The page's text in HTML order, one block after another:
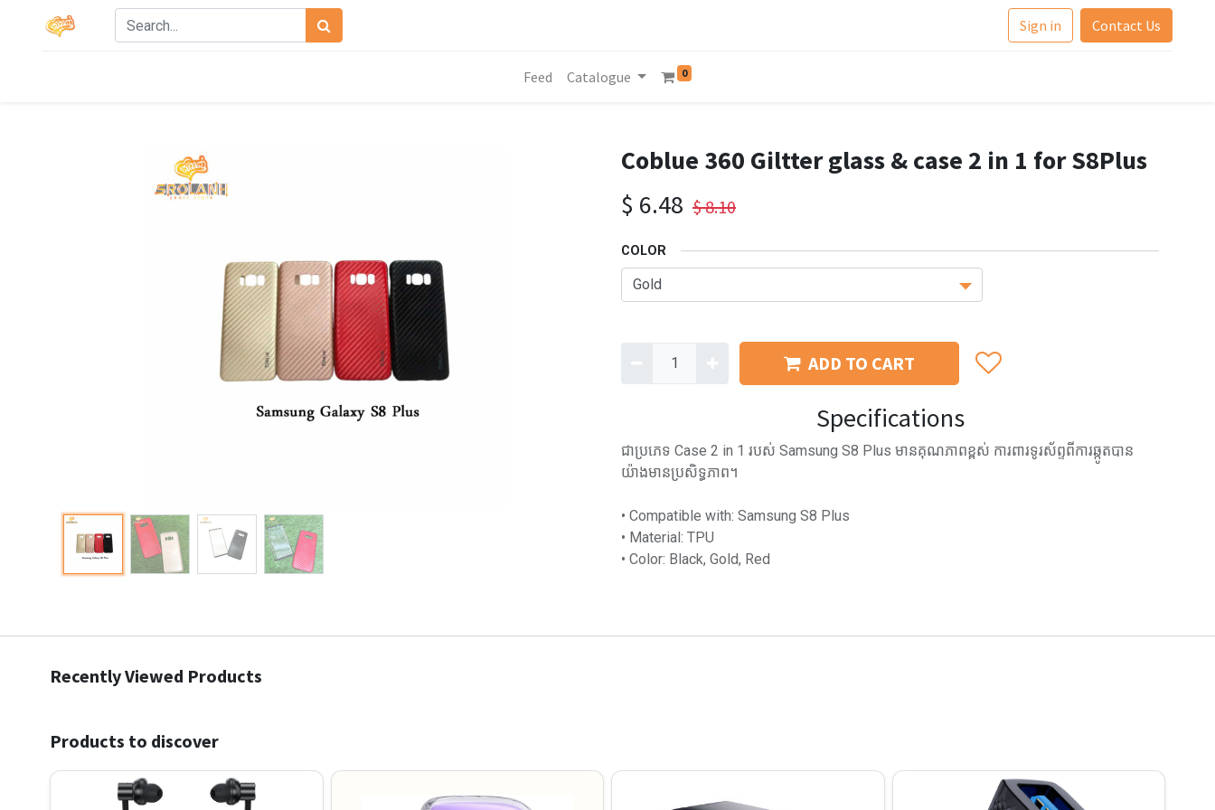
Sign in Contact Us
Feed Catalogue 0
Coblue 360 Giltter glass & case 2 in 1 for S8Plus
$ 6.48 $8.10
COLOR
ADD TO CART
Specifications
ជាប្រភេទ Case 2 in 1 របស់ Samsung S8 Plus មានគុណភាពខ្ពស់ ការពារទូរស័ព្ទពីការឆ្កូតបាន
យ៉ាងមានប្រសិទ្ធភាព។
• Compatible with: Samsung S8 Plus
• Material: TPU
• Color: Black, Gold, Red
Recently Viewed Products
Products to discover